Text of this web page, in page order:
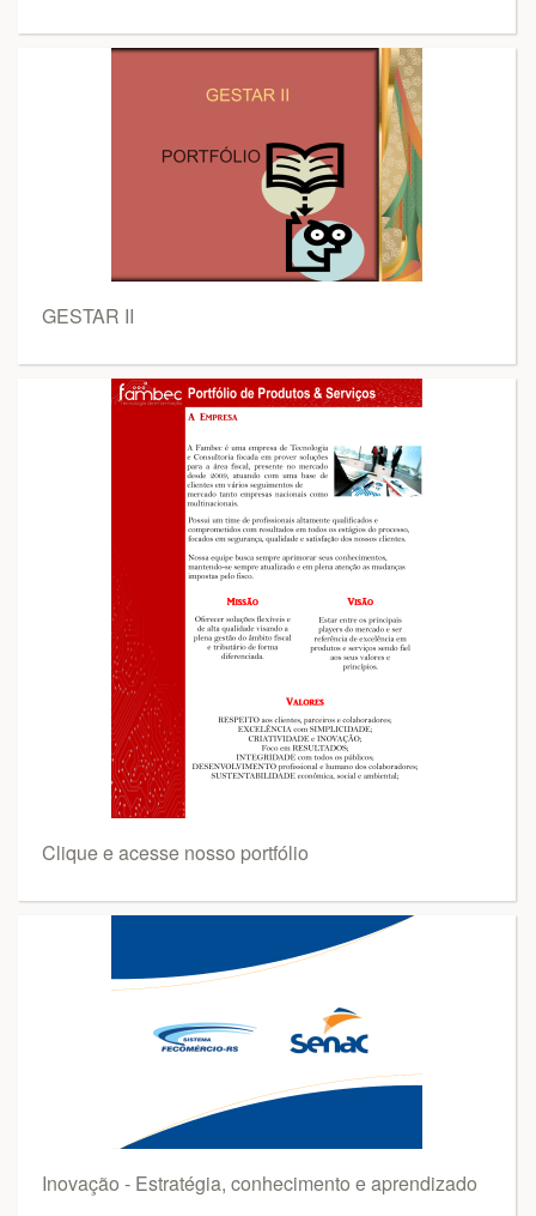
GESTAR II
Clique e acesse nosso portfólio
Inovação - Estratégia, conhecimento e aprendizado